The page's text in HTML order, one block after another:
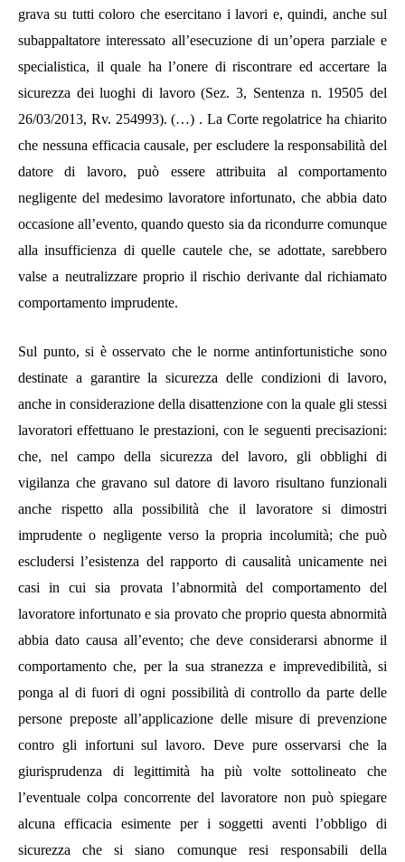
grava su tutti coloro che esercitano i lavori e, quindi, anche sul
subappaltatore interessato all’esecuzione di un’opera parziale e
specialistica, il quale ha l’onere di riscontrare ed accertare la
sicurezza dei luoghi di lavoro (Sez. 3, Sentenza n. 19505 del
26/03/2013, Rv. 254993). (…) . La Corte regolatrice ha chiarito
che nessuna efficacia causale, per escludere la responsabilità del
datore di lavoro, può essere attribuita al comportamento
negligente del medesimo lavoratore infortunato, che abbia dato
occasione all’evento, quando questo sia da ricondurre comunque
alla insufficienza di quelle cautele che, se adottate, sarebbero
valse a neutralizzare proprio il rischio derivante dal richiamato
comportamento imprudente.
Sul punto, si è osservato che le norme antinfortunistiche sono
destinate a garantire la sicurezza delle condizioni di lavoro,
anche in considerazione della disattenzione con la quale gli stessi
lavoratori effettuano le prestazioni, con le seguenti precisazioni:
che, nel campo della sicurezza del lavoro, gli obblighi di
vigilanza che gravano sul datore di lavoro risultano funzionali
anche rispetto alla possibilità che il lavoratore si dimostri
imprudente o negligente verso la propria incolumità; che può
escludersi l’esistenza del rapporto di causalità unicamente nei
casi in cui sia provata l’abnormità del comportamento del
lavoratore infortunato e sia provato che proprio questa abnormità
abbia dato causa all’evento; che deve considerarsi abnorme il
comportamento che, per la sua stranezza e imprevedibilità, si
ponga al di fuori di ogni possibilità di controllo da parte delle
persone preposte all’applicazione delle misure di prevenzione
contro gli infortuni sul lavoro. Deve pure osservarsi che la
giurisprudenza di legittimità ha più volte sottolineato che
l’eventuale colpa concorrente del lavoratore non può spiegare
alcuna efficacia esimente per i soggetti aventi l’obbligo di
sicurezza che si siano comunque resi responsabili della